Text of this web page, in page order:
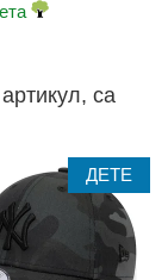
са
ДЕТЕ